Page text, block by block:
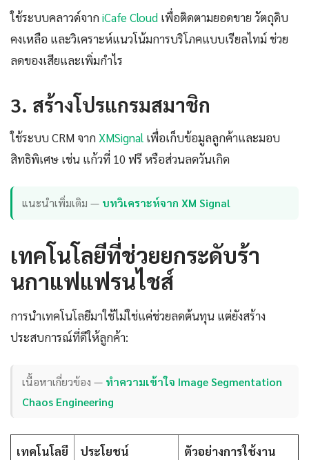
ใช้ระบบคลาวด์จากiCafe Cloud เพื่อติดตามยอดขาย วัตถุดิบ
คงเหลือ และวิเคราะห์แนวโน้มการบริโภคแบบเรียลไทม์ ช่วย
ลดของเสียและเพิ่มกำไร
3. สร้างโปรแกรมสมาชิก
ใช้ระบบ CRM จาก XMSignal เพื่อเก็บข้อมูลลูกค้าและมอบ
สิทธิพิเศษ เช่น แก้วที่ 10 ฟรี หรือส่วนลดวันเกิด
แนะนำเพิ่มเติม — บทวิเคราะห์จาก XM Signal
เทคโนโลยีที่ช่วยยกระดับร้า
นกาแฟแฟรนไชส์
การนำเทคโนโลยีมาใช้ไม่ใช่แค่ช่วยลดต้นทุน แต่ยังสร้าง
ประสบการณ์ที่ดีให้ลูกค้า:
เนื้อหาเกี่ยวข้อง — ทำความเข้าใจ Image Segmentation
Chaos Engineering
เทคโนโลยี ประโยชน์ ตัวอย่างการใช้งาน